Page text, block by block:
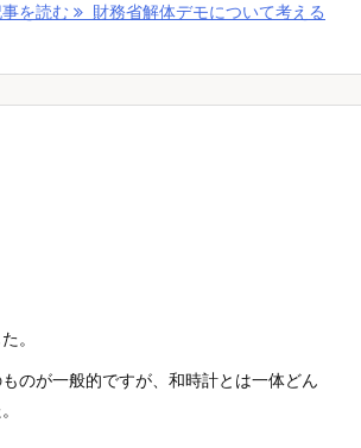
を読む 財務省解体デモについて考える
。
のが一般的ですが、和時計とは一体どん